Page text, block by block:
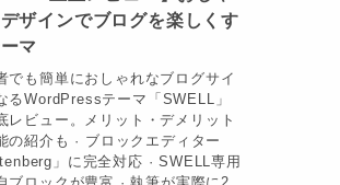
ザインでブログを楽しくす
マ
でも簡単におしゃれなブログサイ
るWordPressテーマ「SWELL」
レビュー。メリット・デメリット
の紹介も · ブロックエディター
」に完全対応 · SWELL専用